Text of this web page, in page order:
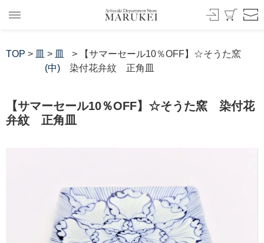
TOP > 皿 > 皿
(中)
> 【サマーセール10％OFF】☆そうた窯
染付花弁紋 正角皿
【サマーセール10％OFF】☆そうた窯 染付花
弁紋 正角皿